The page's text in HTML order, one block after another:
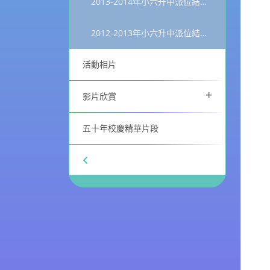
2012-2013年小六升中派位結果統計
活動相片
影片欣賞 +
五十年校慶精華片段